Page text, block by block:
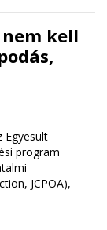
kell
Egyesült
program
JCPOA),